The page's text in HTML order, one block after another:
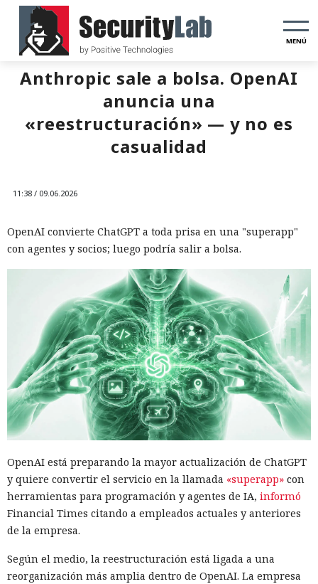
MENÚ
Anthropic sale a bolsa. OpenAI
anuncia una
«reestructuración» — y no es
casualidad
11:38 / 09.06.2026
OpenAI convierte ChatGPT a toda prisa en una "superapp"
con agentes y socios; luego podría salir a bolsa.
OpenAI está preparando la mayor actualización de ChatGPT
y quiere convertir el servicio en la llamada «superapp» con
herramientas para programación y agentes de IA, informó
Financial Times citando a empleados actuales y anteriores
de la empresa.
Según el medio, la reestructuración está ligada a una
reorganización más amplia dentro de OpenAI. La empresa